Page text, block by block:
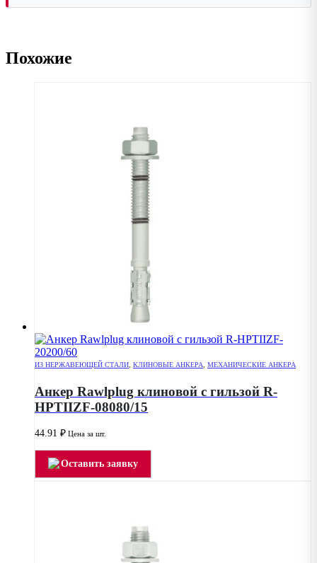
Похожие
ИЗ НЕРЖАВЕЮЩЕЙ СТАЛИ, КЛИНОВЫЕ АНКЕРА, МЕХАНИЧЕСКИЕ АНКЕРА
Анкер Rawlplug клиновой с гильзой R-
HPTIIZF-08080/15
44.91 ₽ Цена за шт.
Оставить заявку